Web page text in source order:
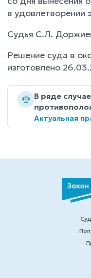
в удовлетворении
Судья С.Л.
Решение суда в
изготовлено
В ряде
Актуальная